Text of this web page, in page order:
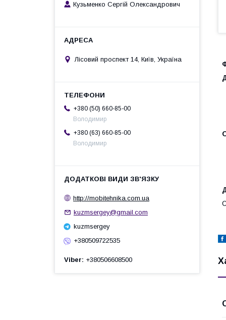
Кузьменко Сергій Олександрович
Лісовий проспект 14, Київ, Україна
+380 (50) 660-85-00
Володимир
+380 (63) 660-85-00
Володимир
http://mobitehnika.com.ua
kuzmsergey@gmail.com
kuzmsergey
+380509722535
Viber +380506608500